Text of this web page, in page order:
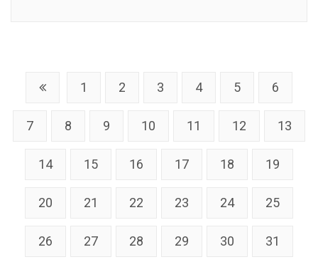
1 2 3 4 5 6
7 8 9 10 11 12 13
14 15 16 17 18 19
20 21 22 23 24 25
26 27 28 29 30 31